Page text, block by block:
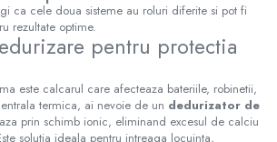
ca cele doua sisteme au roluri diferite si pot fi
rezultate optime.
pentru protectia
este calcarul care afecteaza bateriile, robinetii,
termica, ai nevoie de un dedurizator de
prin schimb ionic, eliminand excesul de calciu
solutia ideala pentru intreaga locuinta,